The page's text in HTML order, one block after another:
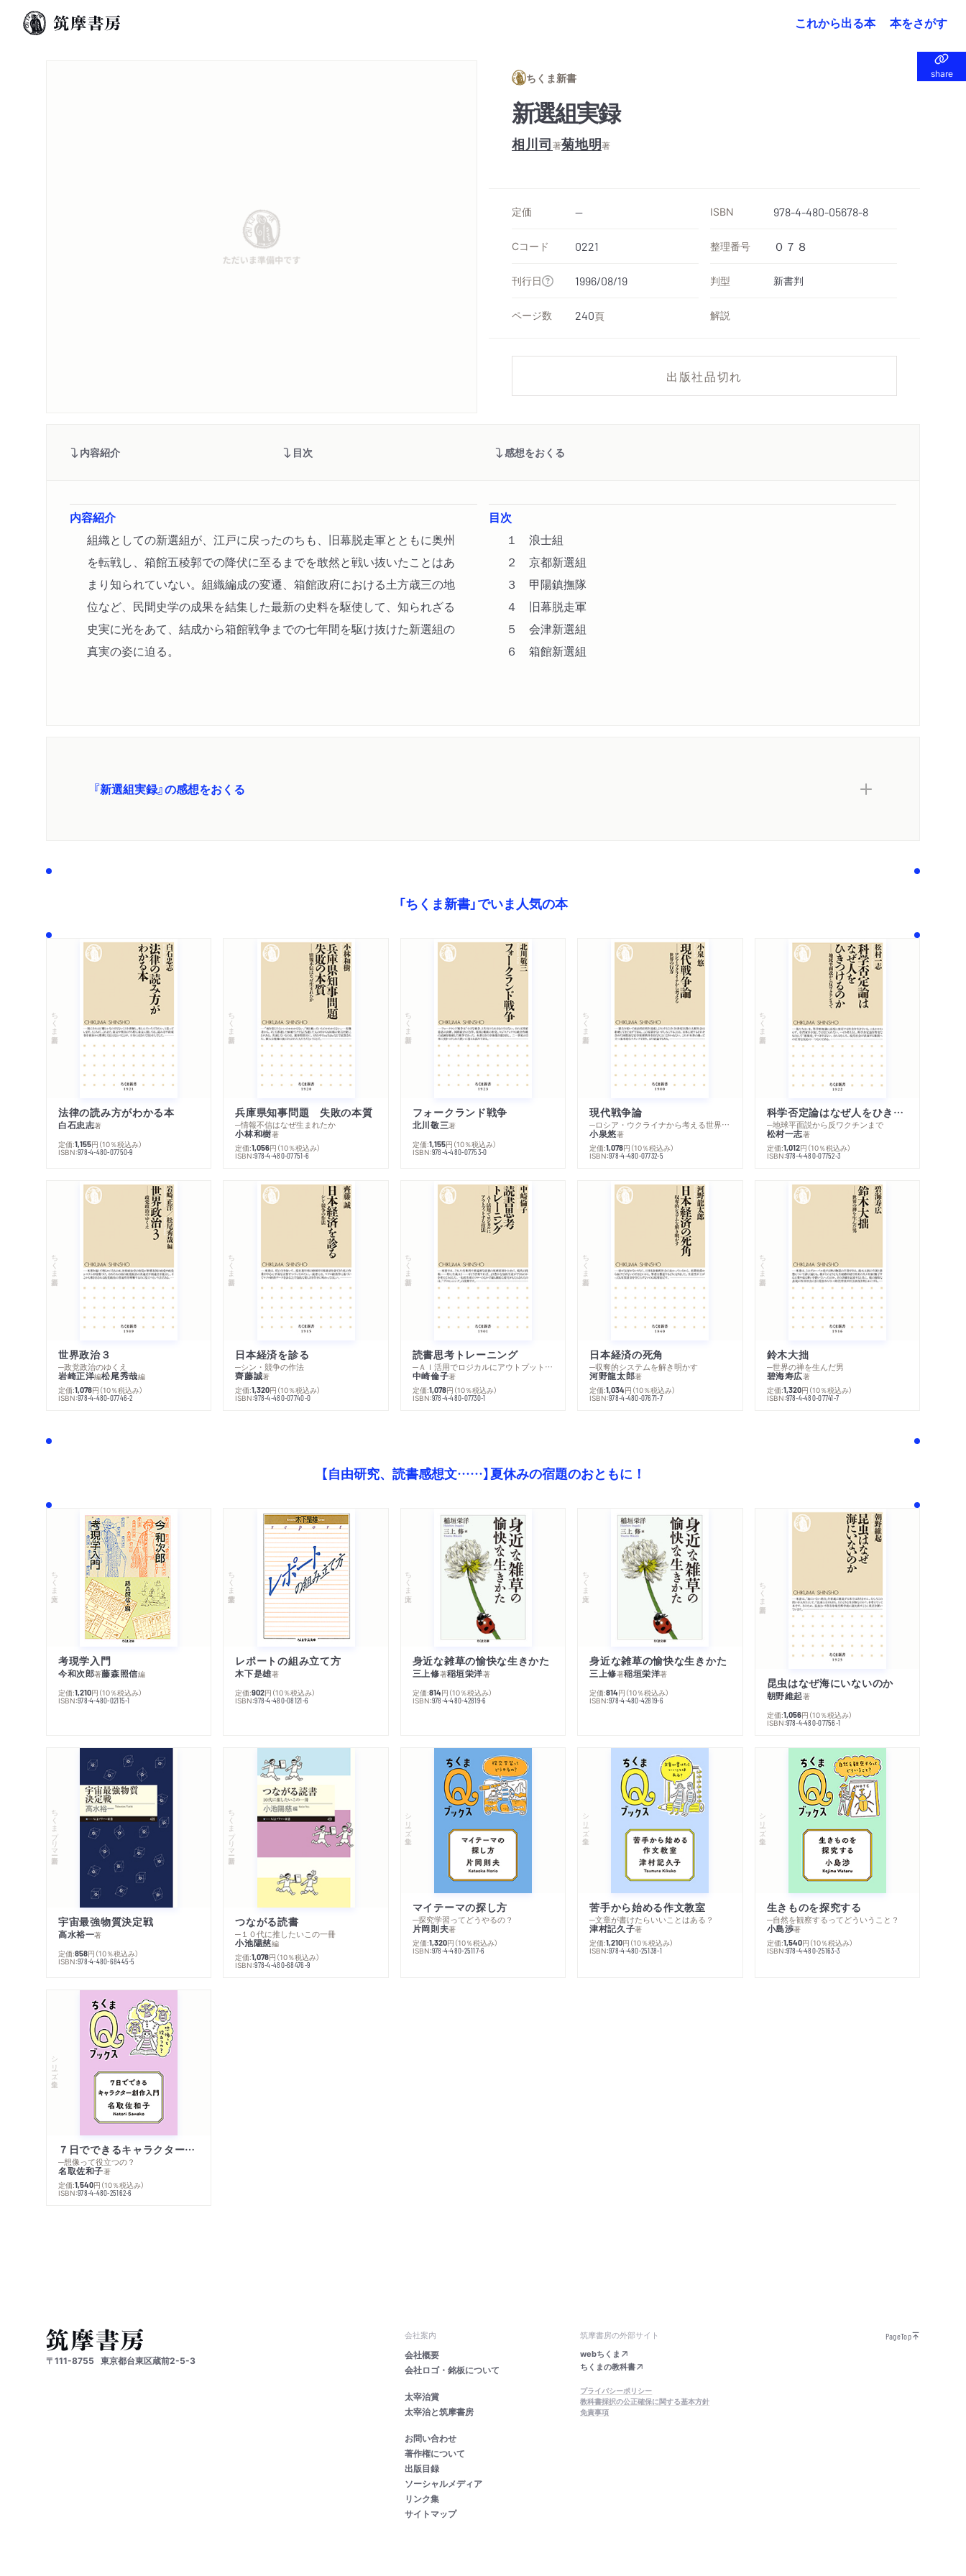
これから出る本 本をさがす
share
share
ちくま新書
新選組実録
相川司著菊地明著
定価 -- ISBN 978-4-480-05678-8
Cコード 0221 整理番号 ０７８
刊行日 1996/08/19 判型 新書判
ページ数 240頁 解説
出版社品切れ
内容紹介 目次 感想をおくる
内容紹介
組織としての新選組が、江戸に戻ったのちも、旧幕脱走軍とともに奥州
を転戦し、箱館五稜郭での降伏に至るまでを敢然と戦い抜いたことはあ
まり知られていない。組織編成の変遷、箱館政府における土方歳三の地
位など、民間史学の成果を結集した最新の史料を駆使して、知られざる
史実に光をあて、結成から箱館戦争までの七年間を駆け抜けた新選組の
真実の姿に迫る。
目次
１ 浪士組
２ 京都新選組
３ 甲陽鎮撫隊
４ 旧幕脱走軍
５ 会津新選組
６ 箱館新選組
『新選組実録』の感想をおくる
「ちくま新書」でいま人気の本
ちくま新書
法律の読み方がわかる本
白石忠志著
定価:1,155円 （10％税込み）
ISBN:978-4-480-07750-9
ちくま新書
兵庫県知事問題 失敗の本質
─情報不信はなぜ生まれたか
小林和樹著
定価:1,056円 （10％税込み）
ISBN:978-4-480-07751-6
ちくま新書
フォークランド戦争
北川敬三著
定価:1,155円 （10％税込み）
ISBN:978-4-480-07753-0
ちくま新書
現代戦争論
─ロシア・ウクライナから考える世界の行方
小泉悠著
定価:1,078円 （10％税込み）
ISBN:978-4-480-07732-5
ちくま新書
科学否定論はなぜ人をひきつけるのか
─地球平面説から反ワクチンまで
松村一志著
定価:1,012円 （10％税込み）
ISBN:978-4-480-07752-3
ちくま新書
世界政治３
─政党政治のゆくえ
岩崎正洋編松尾秀哉編
定価:1,078円 （10％税込み）
ISBN:978-4-480-07746-2
ちくま新書
日本経済を診る
─シン・競争の作法
齊藤誠著
定価:1,320円 （10％税込み）
ISBN:978-4-480-07740-0
ちくま新書
読書思考トレーニング
─ＡＩ活用でロジカルにアウトプットする技法
中崎倫子著
定価:1,078円 （10％税込み）
ISBN:978-4-480-07730-1
ちくま新書
日本経済の死角
─収奪的システムを解き明かす
河野龍太郎著
定価:1,034円 （10％税込み）
ISBN:978-4-480-07671-7
ちくま新書
鈴木大拙
─世界の禅を生んだ男
碧海寿広著
定価:1,320円 （10％税込み）
ISBN:978-4-480-07741-7
【自由研究、読書感想文……】夏休みの宿題のおともに！
ちくま文庫
考現学入門
今和次郎著藤森照信編
定価:1,210円 （10％税込み）
ISBN:978-4-480-02115-1
ちくま学芸文庫
レポートの組み立て方
木下是雄著
定価:902円 （10％税込み）
ISBN:978-4-480-08121-6
ちくま文庫
身近な雑草の愉快な生きかた
三上修著稲垣栄洋著
定価:814円 （10％税込み）
ISBN:978-4-480-42819-6
ちくま文庫
身近な雑草の愉快な生きかた
三上修著稲垣栄洋著
定価:814円 （10％税込み）
ISBN:978-4-480-42819-6
ちくま新書
昆虫はなぜ海にいないのか
朝野維起著
定価:1,056円 （10％税込み）
ISBN:978-4-480-07756-1
ちくまプリマー新書
宇宙最強物質決定戦
高水裕一著
定価:858円 （10％税込み）
ISBN:978-4-480-68445-5
ちくまプリマー新書
つながる読書
─１０代に推したいこの一冊
小池陽慈編
定価:1,078円 （10％税込み）
ISBN:978-4-480-68476-9
シリーズ・全集
マイテーマの探し方
─探究学習ってどうやるの？
片岡則夫著
定価:1,320円 （10％税込み）
ISBN:978-4-480-25117-6
シリーズ・全集
苦手から始める作文教室
─文章が書けたらいいことはある？
津村記久子著
定価:1,210円 （10％税込み）
ISBN:978-4-480-25138-1
シリーズ・全集
生きものを探究する
─自然を観察するってどういうこと？
小島渉著
定価:1,540円 （10％税込み）
ISBN:978-4-480-25163-3
シリーズ・全集
７日でできるキャラクター創作入門
─想像って役立つの？
名取佐和子著
定価:1,540円 （10％税込み）
ISBN:978-4-480-25162-6
〒111-8755 東京都台東区蔵前2-5-3
会社案内
会社概要
会社ロゴ・銘板について
太宰治賞
太宰治と筑摩書房
お問い合わせ
著作権について
出版目録
ソーシャルメディア
リンク集
サイトマップ
筑摩書房の外部サイト
webちくま
ちくまの教科書
プライバシーポリシー
教科書採択の公正確保に関する基本方針
免責事項
PageTop